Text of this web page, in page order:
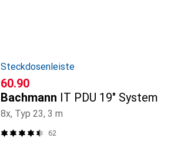
Steckdosenleiste
CHF
60.90
Bachmann IT PDU 19" System
8x, Typ 23, 3 m
62